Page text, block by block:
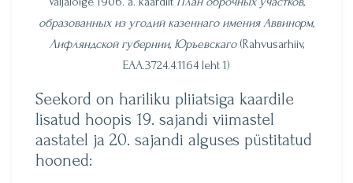
образованных из угодий казеннаго имения Аввинорм,
Лифляндской губернии, Юръевскаго(Rahvusarhiiv,
EAA.3724.4.1164 leht 1)
Seekord on hariliku pliiatsiga kaardile
lisatud hoopis 19. sajandi viimastel
aastatel ja 20. sajandi alguses püstitatud
hooned: